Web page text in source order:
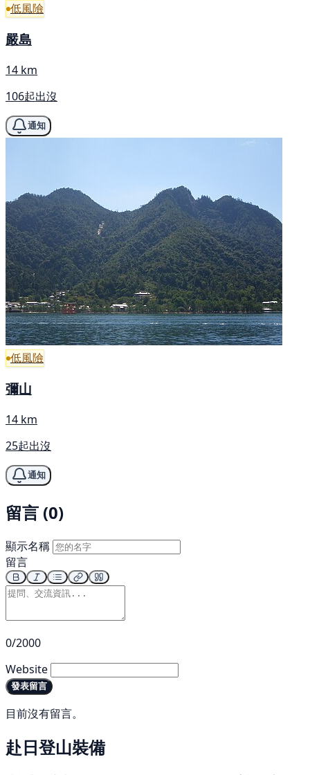
低風險
嚴島
14 km
106起出沒
通知
低風險
彌山
14 km
25起出沒
通知
留言 (0)
顯示名稱
留言
0/2000
Website
發表留言
目前沒有留言。
赴日登山裝備